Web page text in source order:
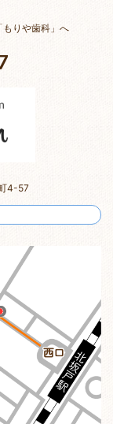
りや歯科」へ
4-57